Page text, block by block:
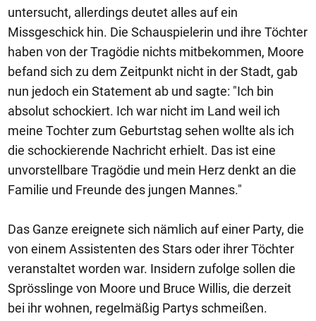
untersucht, allerdings deutet alles auf ein
Missgeschick hin. Die Schauspielerin und ihre Töchter
haben von der Tragödie nichts mitbekommen, Moore
befand sich zu dem Zeitpunkt nicht in der Stadt, gab
nun jedoch ein Statement ab und sagte: "Ich bin
absolut schockiert. Ich war nicht im Land weil ich
meine Tochter zum Geburtstag sehen wollte als ich
die schockierende Nachricht erhielt. Das ist eine
unvorstellbare Tragödie und mein Herz denkt an die
Familie und Freunde des jungen Mannes."
Das Ganze ereignete sich nämlich auf einer Party, die
von einem Assistenten des Stars oder ihrer Töchter
veranstaltet worden war. Insidern zufolge sollen die
Sprösslinge von Moore und Bruce Willis, die derzeit
bei ihr wohnen, regelmäßig Partys schmeißen.